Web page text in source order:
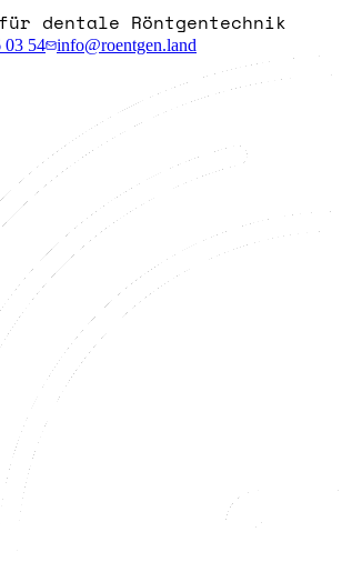
dentale Röntgentechnik
03 54 info@roentgen.land